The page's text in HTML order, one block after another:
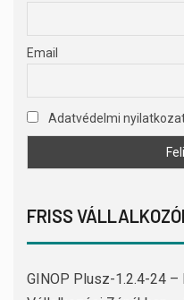
Email
Adatvédelmi
FRISS
GINOP Plusz-1.2.4-24 –